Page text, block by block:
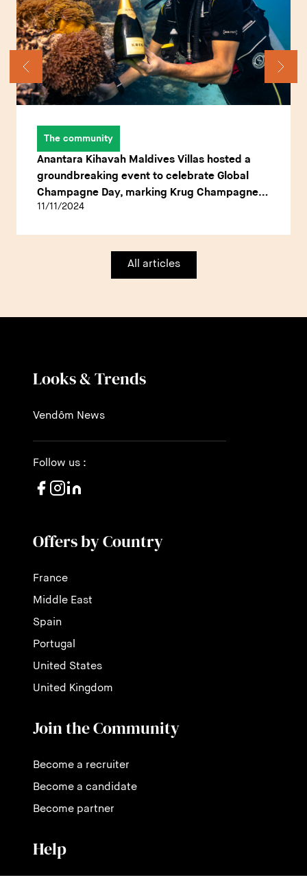
The community
Anantara Kihavah Maldives Villas hosted a
groundbreaking event to celebrate Global
Champagne Day, marking Krug Champagne's
first-ever underwater tasting
11/11/2024
All articles
Looks & Trends
Vendôm News
Follow us :
Offers by Country
France
Middle East
Spain
Portugal
United States
United Kingdom
Join the Community
Become a recruiter
Become a candidate
Become partner
Help